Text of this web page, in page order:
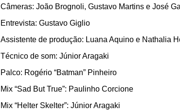
Câmeras: João Brognoli, Gustavo Martins e José
Entrevista: Gustavo Giglio
Assistente de produção: Luana Aquino e Nathalia
Técnico de som: Júnior Aragaki
Palco: Rogério “Batman” Pinheiro
Mix “Sad But True”: Paulinho Corcione
Mix “Helter Skelter”: Júnior Aragaki